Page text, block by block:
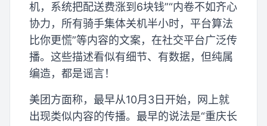
机，系统把配送费涨到6块钱”“内卷不如齐心
协力，所有骑手集体关机半小时，平台算法
比你更慌”等内容的文案，在社交平台广泛传
播。这些描述看似有细节、有数据，但纯属
编造，都是谣言！
美团方面称，最早从10月3日开始，网上就
出现类似内容的传播。最早的说法是“重庆长